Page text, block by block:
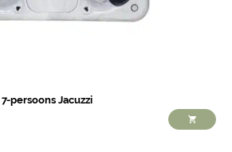
persoons Jacuzzi